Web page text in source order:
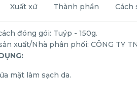
Xuất xứ Thành phần Cách
đóng gói: Tuýp - 150g.
xuất/Nhà phân phối: CÔNG TY
mặt làm sạch da.